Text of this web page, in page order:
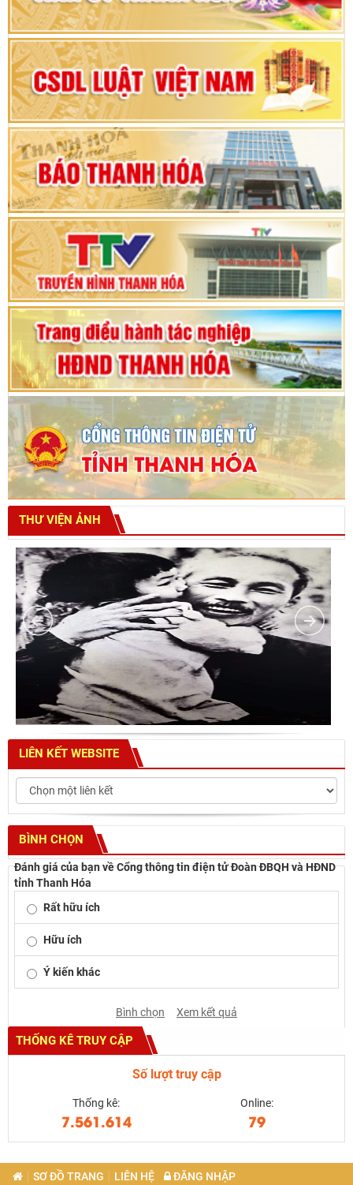
Đại hội đại biểu Đảng bộ xã Yên Thọ lần thứ I,
nhiệm kỳ 2025 – 2030
Đại hội Đảng bộ xã Yên Ninh lần thứ nhất,
nhiệm kỳ 2025 - 2030
Khai mạc Kỳ họp bất thường lần thứ 9, Quốc
hội khóa XV
Phiên thảo luận Kỳ họp thứ 24, HĐND tỉnh
Thanh Hóa khóa XVIII, nhiệm kỳ 2021 - 2026
Bế mạc Kỳ họp thứ hai bốn, Hội đồng nhân dân
tỉnh khoá XVIII
THƯ VIỆN ẢNH
LIÊN KẾT WEBSITE
BÌNH CHỌN
Đánh giá của bạn về Cổng thông tin điện tử Đoàn ĐBQH và HĐND
tỉnh Thanh Hóa
Rất hữu ích
Hữu ích
Ý kiến khác
Bình chọn Xem kết quả
THỐNG KÊ TRUY CẬP
Số lượt truy cập
Thống kê:
7.561.614
Online:
79
SƠ ĐỒ TRANG LIÊN HỆ ĐĂNG NHẬP